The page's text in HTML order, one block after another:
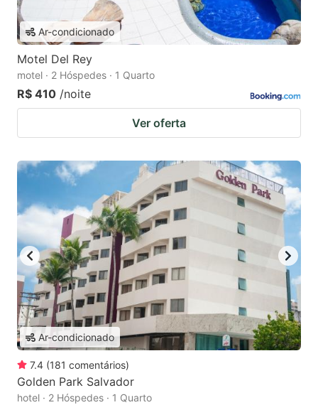
Ar-condicionado
Motel Del Rey
motel · 2 Hóspedes · 1 Quarto
R$ 410 /noite
Ver oferta
Ar-condicionado
7.4 (181 comentários)
Golden Park Salvador
hotel · 2 Hóspedes · 1 Quarto